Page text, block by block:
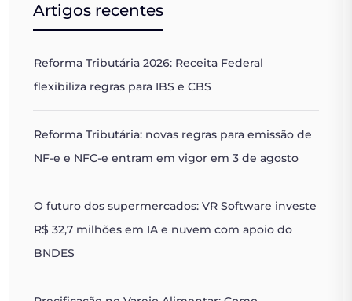
Artigos recentes
Reforma Tributária 2026: Receita Federal
flexibiliza regras para IBS e CBS
Reforma Tributária: novas regras para emissão de
NF-e e NFC-e entram em vigor em 3 de agosto
O futuro dos supermercados: VR Software investe
R$ 32,7 milhões em IA e nuvem com apoio do
BNDES